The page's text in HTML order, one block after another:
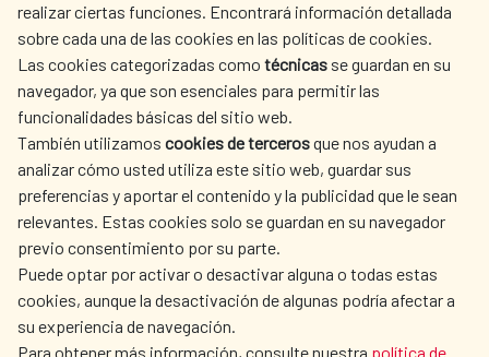
realizar ciertas funciones. Encontrará información detallada
sobre cada una de las cookies en las políticas de cookies.
Las cookies categorizadas como técnicas se guardan en su
navegador, ya que son esenciales para permitir las
funcionalidades básicas del sitio web.
También utilizamos cookies de tercerosque nos ayudan a
analizar cómo usted utiliza este sitio web, guardar sus
preferencias y aportar el contenido y la publicidad que le sean
relevantes. Estas cookies solo se guardan en su navegador
previo consentimiento por su parte.
Puede optar por activar o desactivar alguna o todas estas
cookies, aunque la desactivación de algunas podría afectar a
su experiencia de navegación.
Para obtener más información, consulte nuestra política de
AECID
OÙ NOUS COOPÉRONS
L'ACTION HUMANITAIRE
ESPAGNOLE
SALLE DE PRESSE
CULTURE ET SCIENCE BIBLIOTHÈQUE
NOS RÉSEAUX SOCIAUX